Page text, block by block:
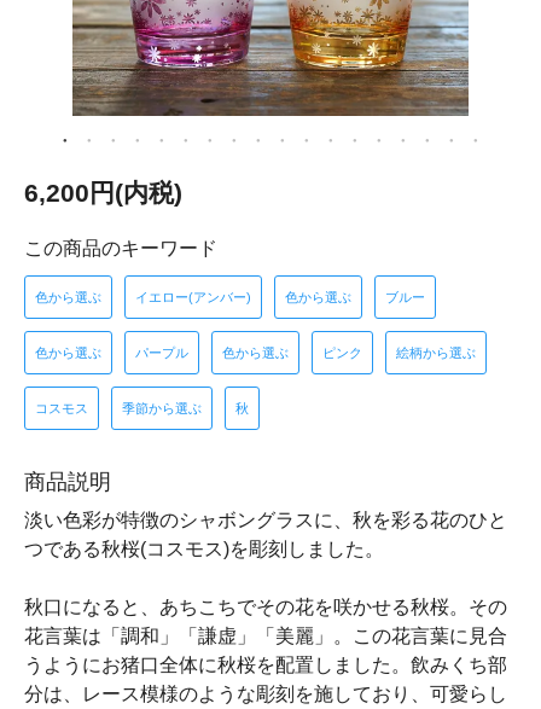
6,200円(内税)
この商品のキーワード
色から選ぶ イエロー(アンバー) 色から選ぶ ブルー
色から選ぶ パープル 色から選ぶ ピンク 絵柄から選ぶ
コスモス 季節から選ぶ 秋
商品説明
淡い色彩が特徴のシャボングラスに、秋を彩る花のひと
つである秋桜(コスモス)を彫刻しました。
秋口になると、あちこちでその花を咲かせる秋桜。その
花言葉は「調和」「謙虚」「美麗」。この花言葉に見合
うようにお猪口全体に秋桜を配置しました。飲みくち部
分は、レース模様のような彫刻を施しており、可愛らし